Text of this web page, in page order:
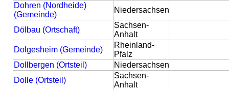
Dohren (Nordheide)
(Gemeinde)
Niedersachsen
Dölbau (Ortschaft)
Sachsen-
Anhalt
Dolgesheim (Gemeinde)
Rheinland-
Pfalz
Dollbergen (Ortsteil)
Niedersachsen
Dolle (Ortsteil)
Sachsen-
Anhalt